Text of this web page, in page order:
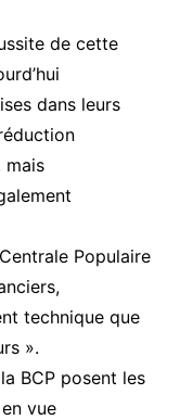
de cette
dans leurs
mais
Populaire
technique que
».
BCP posent les
vue